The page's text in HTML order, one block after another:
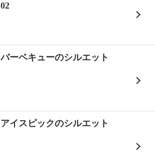
02
バーベキューのシルエット
アイスピックのシルエット